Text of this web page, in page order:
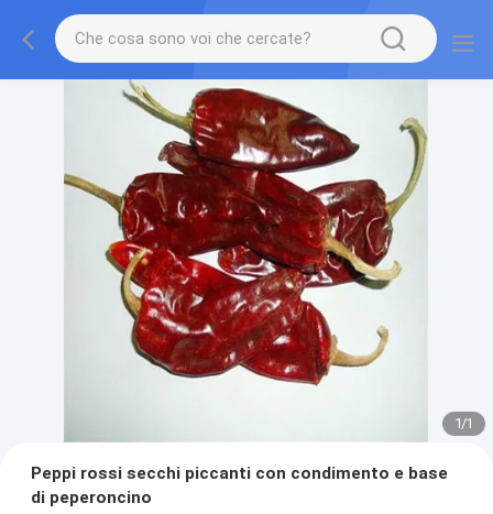
1/1
Peppi rossi secchi piccanti con condimento e base
di peperoncino